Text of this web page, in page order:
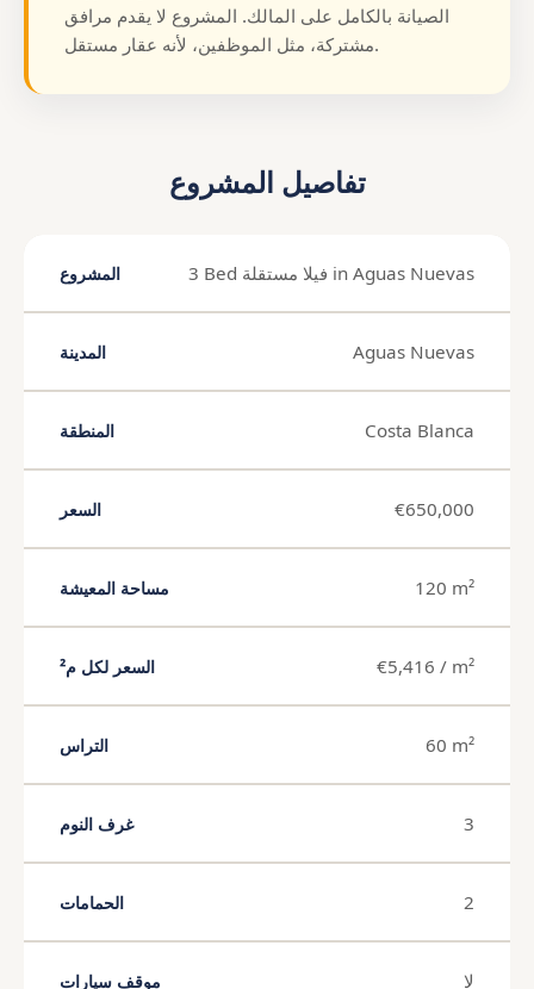
الصيانة بالكامل على المالك. المشروع لا يقدم مرافق
مشتركة، مثل الموظفين، لأنه عقار مستقل.
تفاصيل المشروع
المشروع 3 Bed فيلا مستقلة in Aguas Nuevas
المدينة Aguas Nuevas
المنطقة Costa Blanca
السعر €650,000
مساحة المعيشة 120 m²
السعر لكل م² €5,416 / m²
التراس 60 m²
غرف النوم 3
الحمامات 2
موقف سيارات لا